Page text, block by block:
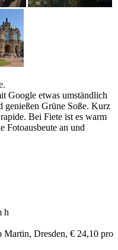
Google etwas umständlich
genießen Grüne Soße. Kurz
Bei Fiete ist es warm
Fotoausbeute an und
h
Martin, Dresden, € 24,10 pro